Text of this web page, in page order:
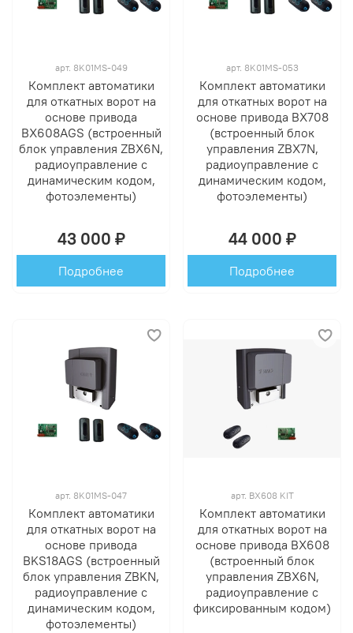
арт. 8K01MS-049
Комплект автоматики
для откатных ворот на
основе привода
BX608AGS (встроенный
блок управления ZBX6N,
радиоуправление с
динамическим кодом,
фотоэлементы)
43 000 ₽
Подробнее
арт. 8K01MS-053
Комплект автоматики
для откатных ворот на
основе привода BX708
(встроенный блок
управления ZBX7N,
радиоуправление с
динамическим кодом,
фотоэлементы)
44 000 ₽
Подробнее
арт. 8K01MS-047
Комплект автоматики
для откатных ворот на
основе привода
BKS18AGS (встроенный
блок управления ZBKN,
радиоуправление с
динамическим кодом,
фотоэлементы)
арт. BX608 KIT
Комплект автоматики
для откатных ворот на
основе привода BX608
(встроенный блок
управления ZBX6N,
радиоуправление с
фиксированным кодом)